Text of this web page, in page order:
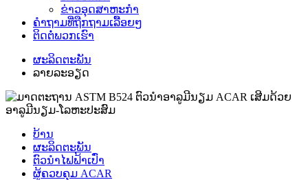
ຂ່າວອຸດສາຫະກຳ
ຄຳຖາມທີ່ຖືກຖາມເລື້ອຍໆ
ຕິດຕໍ່ພວກເຮົາ
ຜະລິດຕະພັນ
ລາຍລະອຽດ
ບ້ານ
ຜະລິດຕະພັນ
ຕົວນຳໄຟຟ້າເປົ່າ
ຜູ້ຄວບຄຸມ ACAR